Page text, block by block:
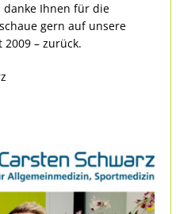
danke Ihnen für die
gern auf unsere
2009 – zurück.